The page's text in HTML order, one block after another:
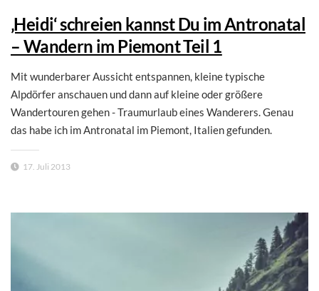
‚Heidi‘ schreien kannst Du im Antronatal
– Wandern im Piemont Teil 1
Mit wunderbarer Aussicht entspannen, kleine typische
Alpdörfer anschauen und dann auf kleine oder größere
Wandertouren gehen - Traumurlaub eines Wanderers. Genau
das habe ich im Antronatal im Piemont, Italien gefunden.
17. Juli 2013